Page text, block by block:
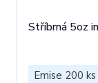
Stříbrná 5oz
Emise 200 ks